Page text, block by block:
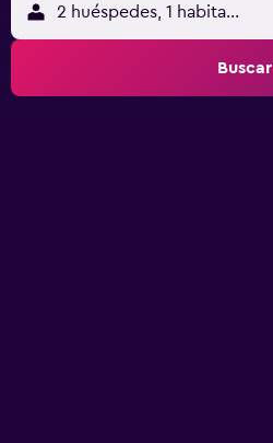
2 huéspedes, 1 habitación
Buscar